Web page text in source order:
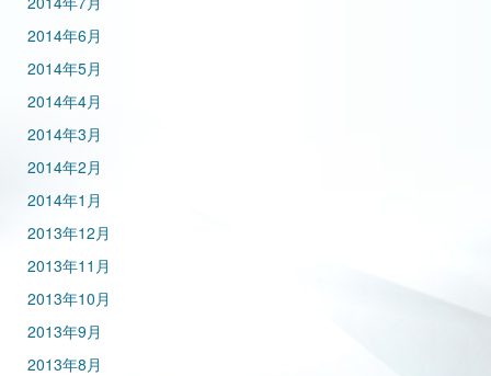
2014年6月
2014年5月
2014年4月
2014年3月
2014年2月
2014年1月
2013年12月
2013年11月
2013年10月
2013年9月
2013年8月